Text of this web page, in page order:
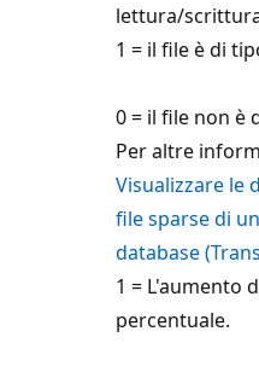
lettura/
1 = il file è di
0 = il file non è
Per altre
Visualizzare le
file sparse di
database
1 = L'aumento
percentuale.